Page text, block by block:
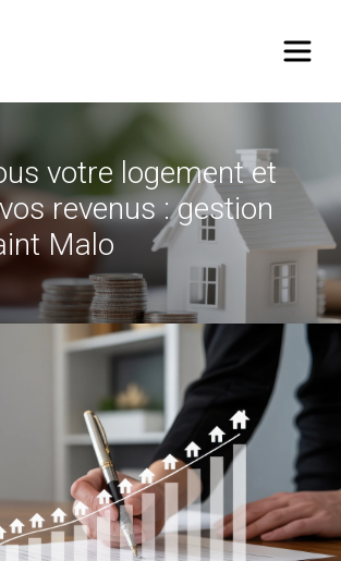
votre logement et
revenus : gestion
Malo